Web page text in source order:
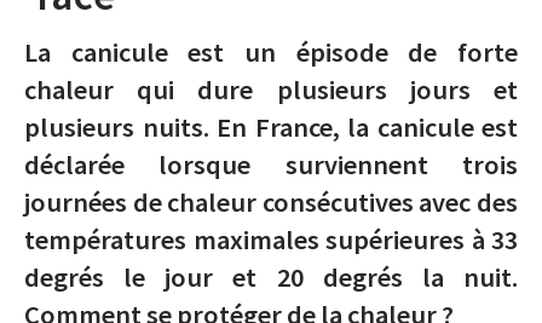
La canicule est un épisode de forte
chaleur qui dure plusieurs jours et
plusieurs nuits. En France, la canicule est
déclarée lorsque surviennent trois
journées de chaleur consécutives avec des
températures maximales supérieures à 33
degrés le jour et 20 degrés la nuit.
Comment se protéger de la chaleur ?